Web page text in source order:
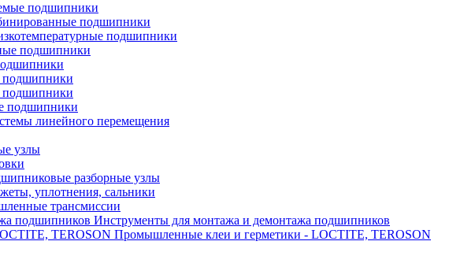
подшипники
подшипники
подшипники
подшипники
подшипники
подшипники
линейного перемещения
узлы
разборные узлы
уплотнения, сальники
трансмиссии
Инструменты для монтажа и демонтажа подшипников
Промышленные клеи и герметики - LOCTITE, TEROSON